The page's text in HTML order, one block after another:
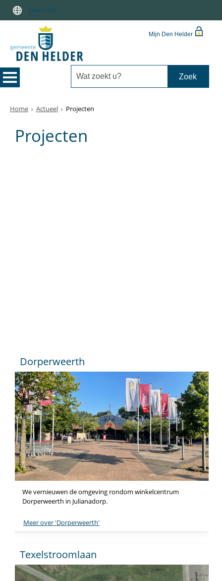
Lees voor
Mijn Den Helder
Home Actueel Projecten
Projecten
Dorperweerth
We vernieuwen de omgeving rondom winkelcentrum
Dorperweerth in Julianadorp.
Meer over 'Dorperweerth'
Texelstroomlaan